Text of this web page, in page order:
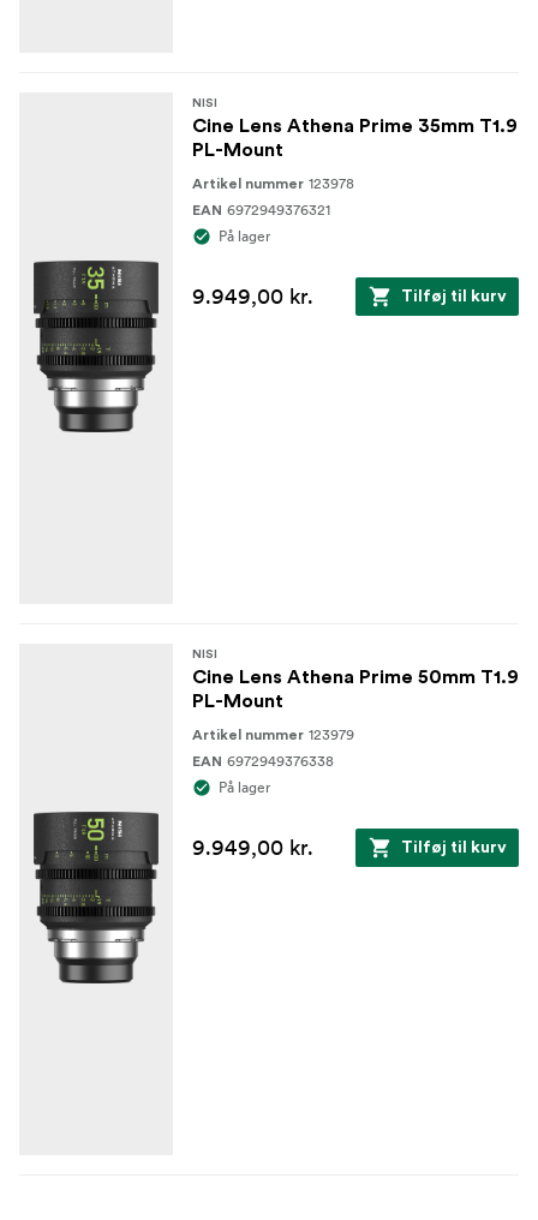
NISI
Cine Lens Athena Prime 35mm T1.9
PL-Mount
Artikel nummer 123978
EAN 6972949376321
På lager
9.949,00 kr. Tilføj til kurv
NISI
Cine Lens Athena Prime 50mm T1.9
PL-Mount
Artikel nummer 123979
EAN 6972949376338
På lager
9.949,00 kr. Tilføj til kurv